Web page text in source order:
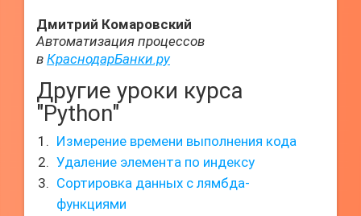
Дмитрий Комаровский
Автоматизация процессов
в КраснодарБанки.ру
Другие уроки курса
"Python"
Измерение времени выполнения кода
Удаление элемента по индексу
Сортировка данных с лямбда-
функциями